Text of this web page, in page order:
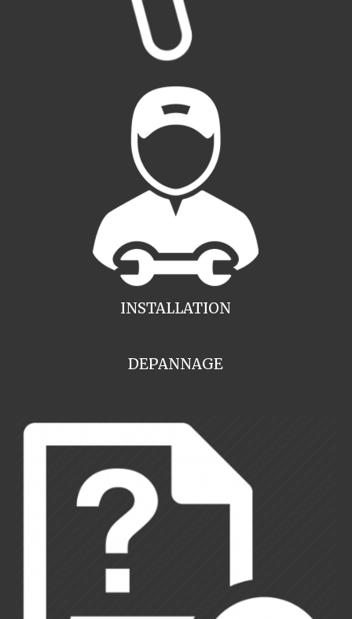
INSTALLATION
DEPANNAGE